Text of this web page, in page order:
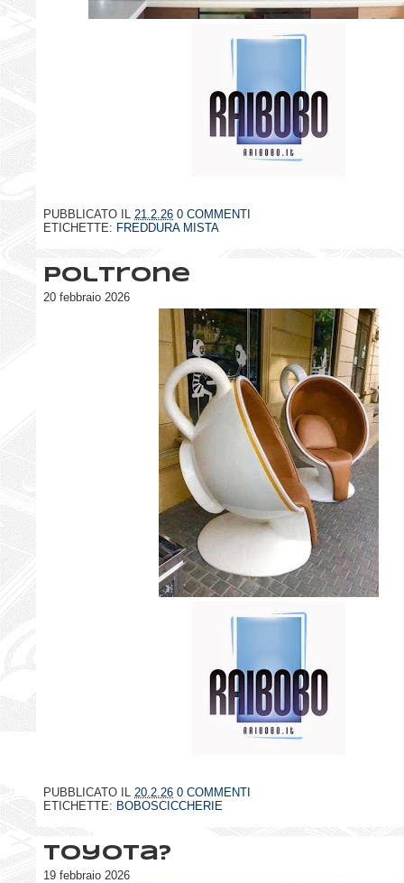
PUBBLICATO IL 21.2.26 0 COMMENTI
ETICHETTE: FREDDURA MISTA
Poltrone
20 febbraio 2026
PUBBLICATO IL 20.2.26 0 COMMENTI
ETICHETTE: BOBOSCICCHERIE
Toyota?
19 febbraio 2026